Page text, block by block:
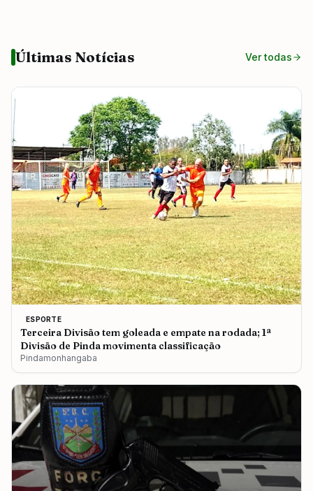
Últimas Notícias Ver todas
ESPORTE
Terceira Divisão tem goleada e empate na rodada; 1ª
Divisão de Pinda movimenta classificação
Pindamonhangaba